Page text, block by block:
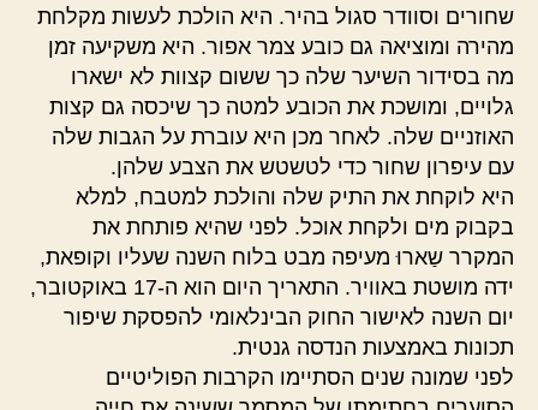
שחורים וסוודר סגול בהיר. היא הולכת לעשות מקלחת
מהירה ומוציאה גם כובע צמר אפור. היא משקיעה זמן
מה בסידור השיער שלה כך ששום קצוות לא ישארו
גלויים, ומושכת את הכובע למטה כך שיכסה גם קצות
האוזניים שלה. לאחר מכן היא עוברת על הגבות שלה
עם עיפרון שחור כדי לטשטש את הצבע שלהן.
היא לוקחת את התיק שלה והולכת למטבח, למלא
בקבוק מים ולקחת אוכל. לפני שהיא פותחת את
המקרר שַארוּ מעיפה מבט בלוח השנה שעליו וקופאת,
ידה מושטת באוויר. התאריך היום הוא ה-17 באוקטובר,
יום השנה לאישור החוק הבינלאומי להפסקת שיפור
תכונות באמצעות הנדסה גנטית.
לפני שמונה שנים הסתיימו הקרבות הפוליטיים